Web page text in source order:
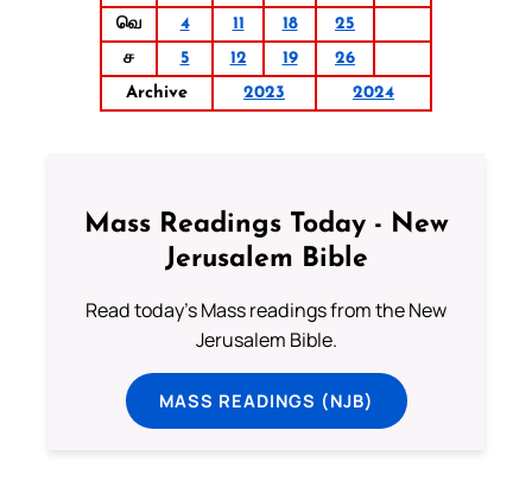
வெ
4 11 18
25
ச
5 12 19
26
Archive
2023 2024
Mass Readings Today - New
Jerusalem Bible
Read today's Mass readings from the New
Jerusalem Bible.
MASS READINGS (NJB)